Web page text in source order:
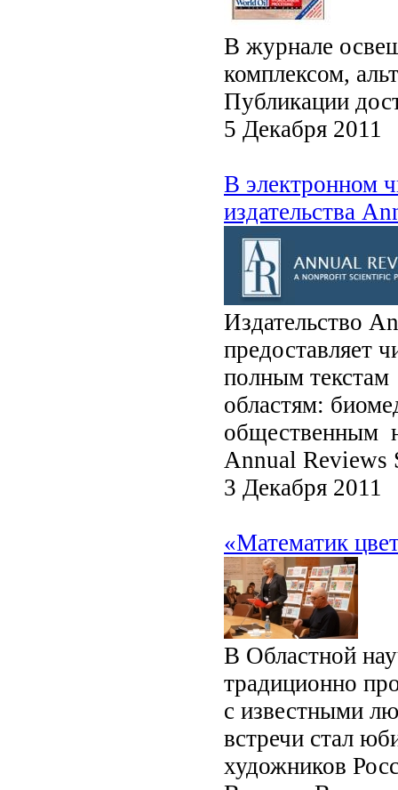
В журнале
комплексом,
Публикации
5 Декабря 2011
В электронном
издательства
Издательство
предоставляет
полным
областям:
общественным
Annual Reviews
3 Декабря 2011
«Математик
В Областной
традиционно
с известными
встречи стал
художников